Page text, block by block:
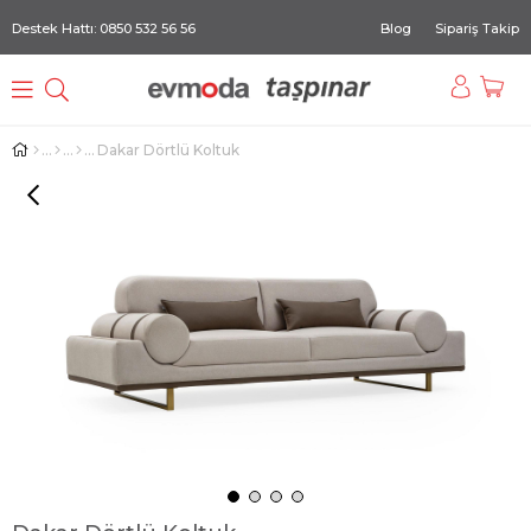
Destek Hattı: 0850 532 56 56 Blog Sipariş Takip
Dakar Dörtlü Koltuk